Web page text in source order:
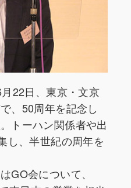
22日、東京・文京
、50周年を記念し
トーハン関係者や出
し、半世紀の周年を
GO会について、